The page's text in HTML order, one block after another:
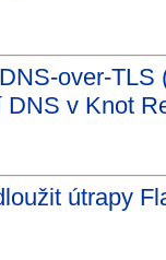
over-
DNS v Knot
útrapy